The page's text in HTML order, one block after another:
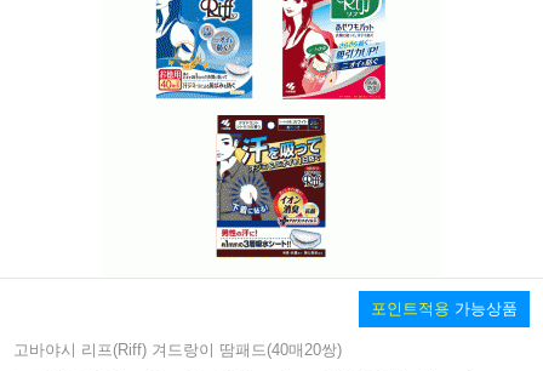
포인트적용 가능상품
고바야시 리프(Riff) 겨드랑이 땀패드(40매20쌍)